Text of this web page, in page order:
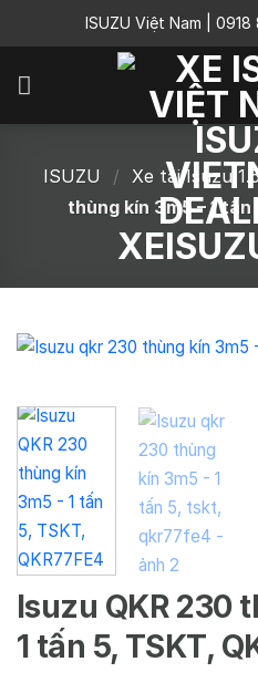
to
ISUZU Việt Nam 0918
ISUZU / Xe tải Isuzu
thùng kín 3m5 – 1 tấn
Isuzu QKR 230
1 tấn 5, TSKT,